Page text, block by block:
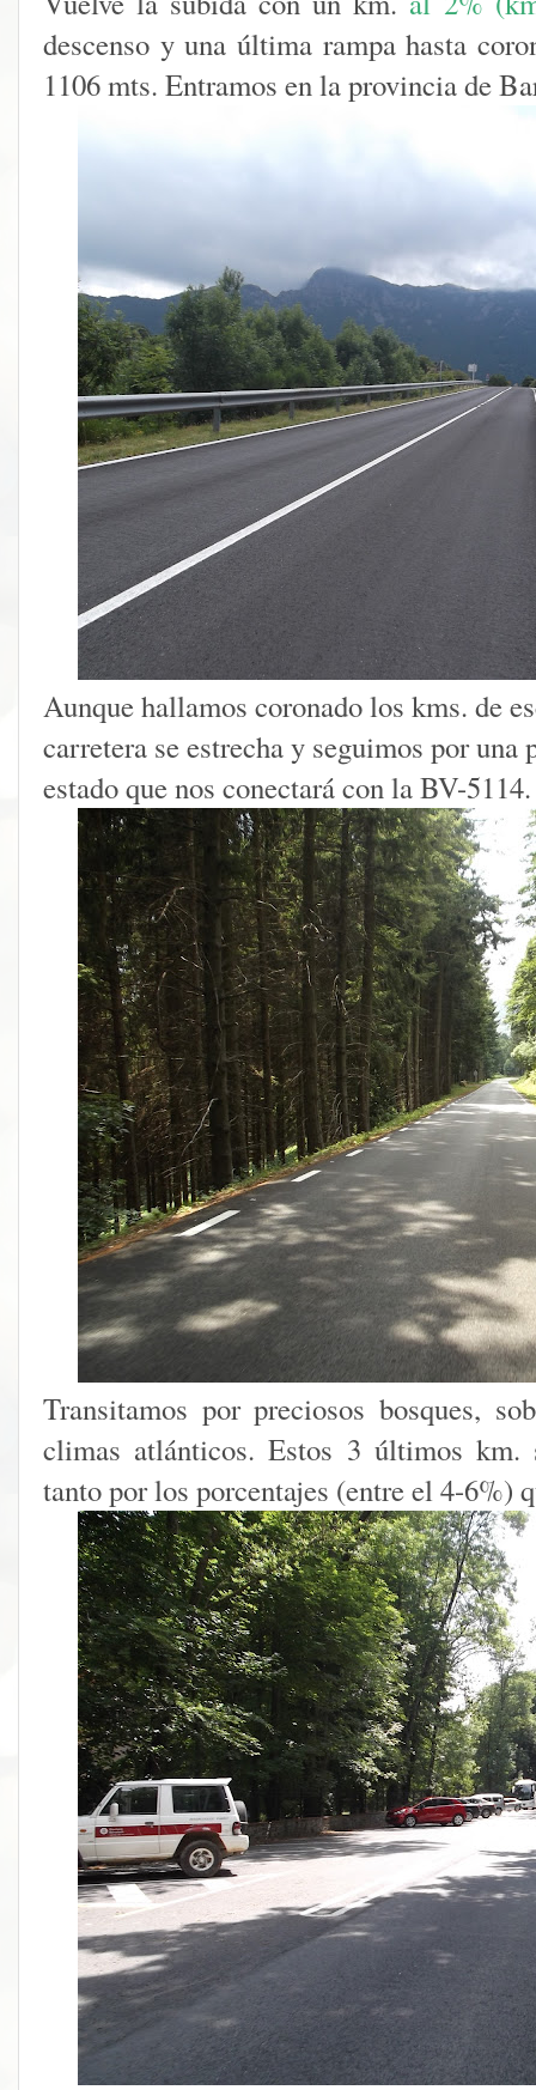
descenso y una última rampa hasta
1106 mts. Entramos en la provincia de
Aunque hallamos coronado los kms. de
carretera se estrecha y seguimos por una
estado que nos conectará con la BV-5114.
Transitamos por preciosos bosques,
climas atlánticos. Estos 3 últimos km.
tanto por los porcentajes (entre el 4-6%)